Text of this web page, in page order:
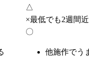
△
×最低でも2週間近
〇
他施作でう